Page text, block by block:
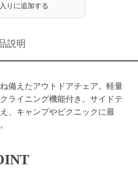
りに追加する
説明
備えたアウトドアチェア。軽量
ライニング機能付き。サイドテ
、キャンプやピクニックに最